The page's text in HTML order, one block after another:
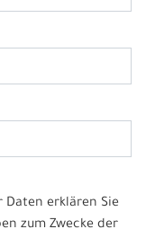
erklären Sie
zum Zwecke der